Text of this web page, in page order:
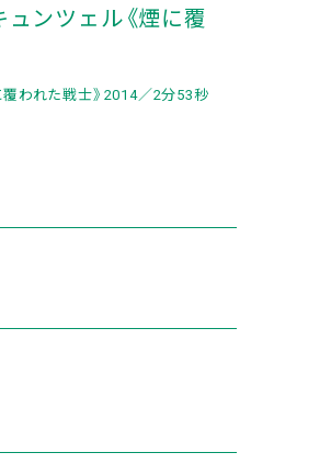
ンツェル《煙に覆
われた戦士》2014／2分53秒